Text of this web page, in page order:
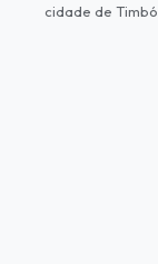
cidade de Timbó